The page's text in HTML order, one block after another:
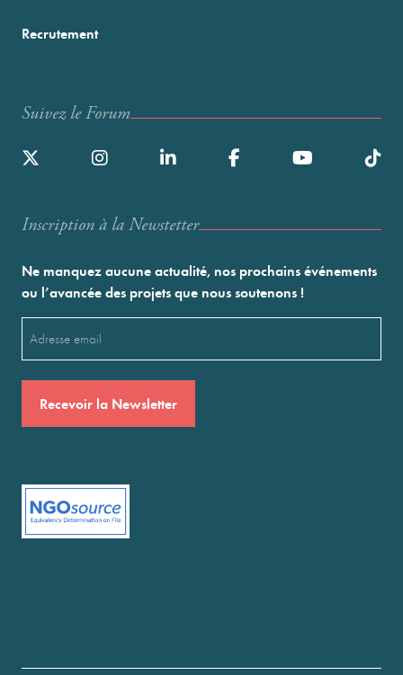
Recrutement
Suivez le Forum
Inscription à la Newstetter
Ne manquez aucune actualité, nos prochains événements
ou l’avancée des projets que nous soutenons !
(Nécessaire)